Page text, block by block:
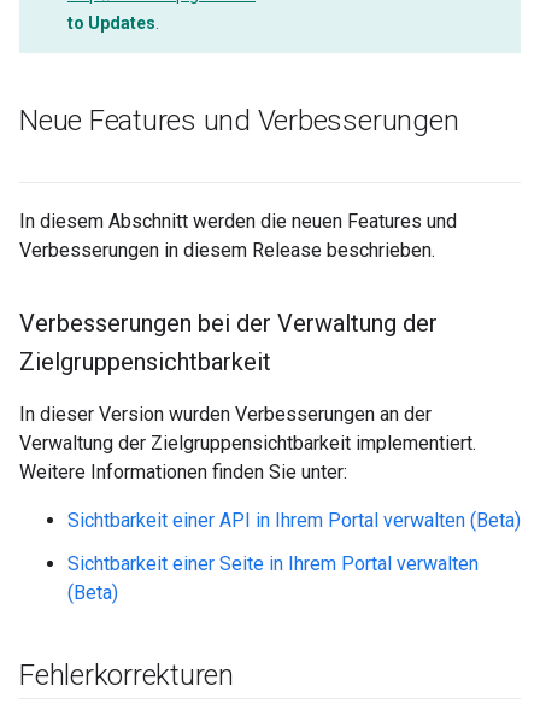
to Updates
Neue Features und Verbesserungen
In diesem Abschnitt werden die neuen Features und
Verbesserungen in diesem Release beschrieben.
Verbesserungen bei der Verwaltung der
Zielgruppensichtbarkeit
In dieser Version wurden Verbesserungen an der
Verwaltung der Zielgruppensichtbarkeit implementiert.
Weitere Informationen finden Sie unter:
Sichtbarkeit einer API in Ihrem Portal verwalten (Beta)
Sichtbarkeit einer Seite in Ihrem Portal verwalten
(Beta)
Fehlerkorrekturen